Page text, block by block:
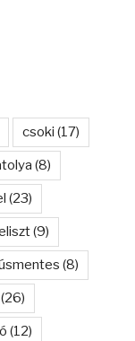
csoki (17)
(8)
(23)
(9)
(8)
(26)
(12)